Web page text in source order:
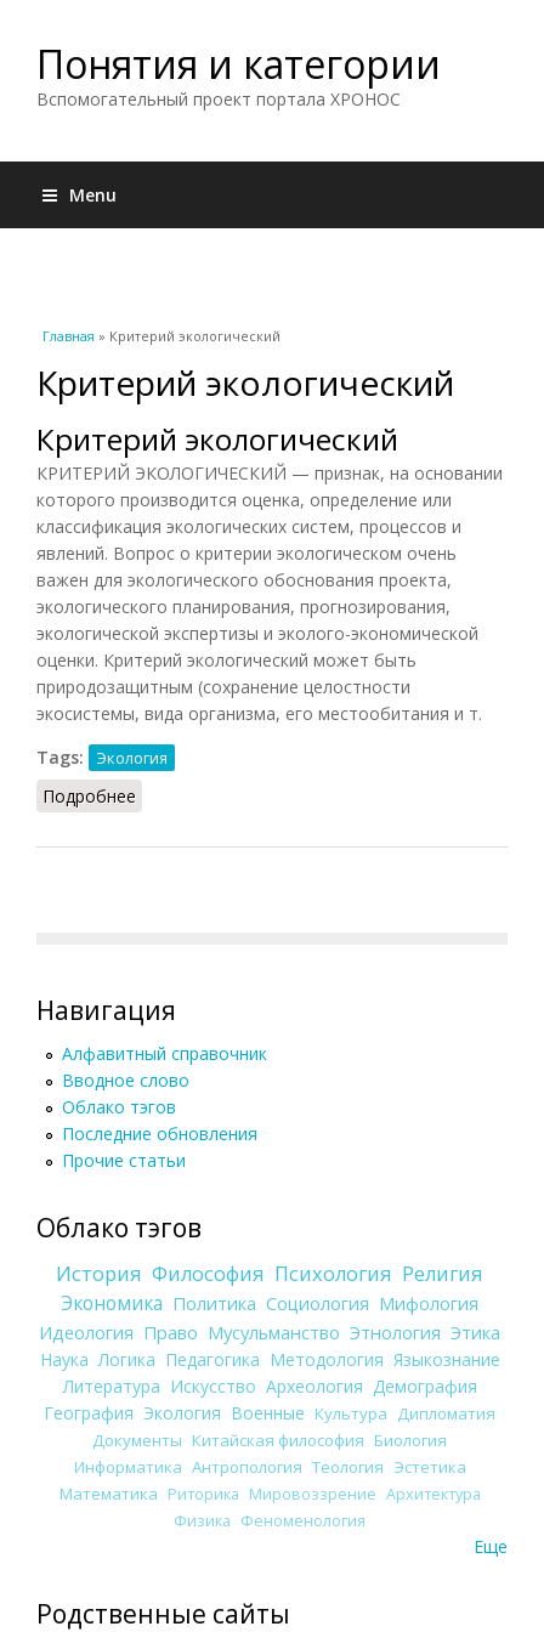
Понятия и категории
Вспомогательный проект портала ХРОНОС
Menu
Вы здесь
Главная » Критерий экологический
Критерий экологический
Критерий экологический
КРИТЕРИЙ ЭКОЛОГИЧЕСКИЙ — признак, на основании
которого производится оценка, определение или
классификация экологических систем, процессов и
явлений. Вопрос о критерии экологическом очень
важен для экологического обоснования проекта,
экологического планирования, прогнозирования,
экологической экспертизы и эколого-экономической
оценки. Критерий экологический может быть
природозащитным (сохранение целостности
экосистемы, вида организма, его местообитания и т.
Tags:
Экология
Подробнее
Навигация
Алфавитный справочник
Вводное слово
Облако тэгов
Последние обновления
Прочие статьи
Облако тэгов
История Философия Психология Религия
Экономика Политика Социология Мифология
Идеология Право Мусульманство Этнология Этика
Наука Логика Педагогика Методология Языкознание
Литература Искусство Археология Демография
География Экология Военные Культура
Дипломатия
Документы Китайская философия Биология
Информатика Антропология Теология Эстетика
Математика Риторика Мировоззрение Архитектура
Физика Феноменология
Еще
Родственные сайты